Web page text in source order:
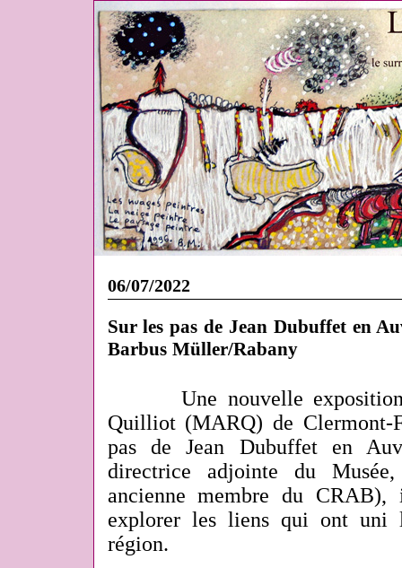
06/07/2022
Sur les pas de Jean Dubuffet en
Barbus Müller/Rabany
Une nouvelle
Quilliot (MARQ) de Clermont-
pas de Jean Dubuffet en
directrice adjointe du
ancienne membre du CRAB),
explorer les liens qui ont uni
région.